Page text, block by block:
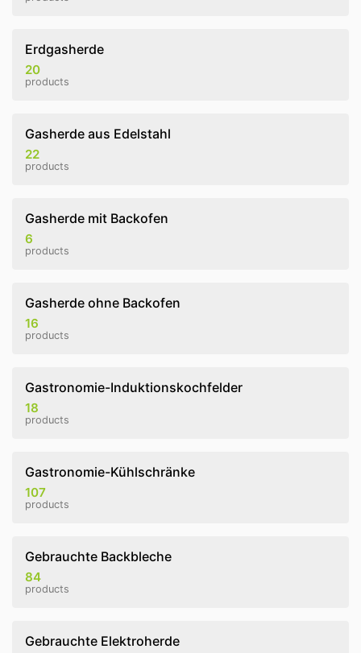
Erdgasherde
20
products
Gasherde aus Edelstahl
22
products
Gasherde mit Backofen
6
products
Gasherde ohne Backofen
16
products
Gastronomie-Induktionskochfelder
18
products
Gastronomie-Kühlschränke
107
products
Gebrauchte Backbleche
84
products
Gebrauchte Elektroherde